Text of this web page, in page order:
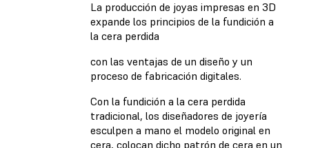
La producción de joyas impresas en 3D
expande los principios de la fundición a
la cera perdida
con las ventajas de un diseño y un
proceso de fabricación digitales.
Con la fundición a la cera perdida
tradicional, los diseñadores de joyería
esculpen a mano el modelo original en
cera, colocan dicho patrón de cera en un